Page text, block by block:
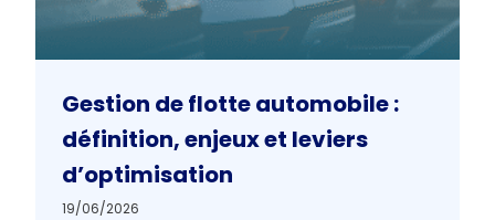
Gestion de flotte automobile :
définition, enjeux et leviers
d’optimisation
19/06/2026